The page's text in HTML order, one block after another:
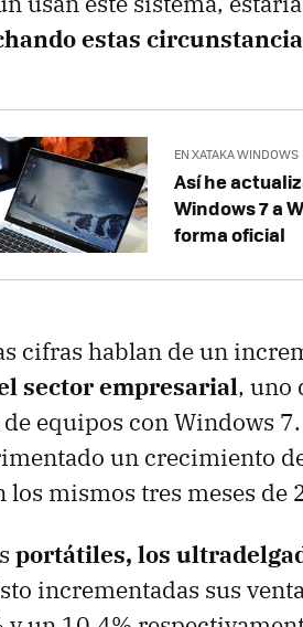
estas
EN XATAKA WINDOWS
Así he
Windows 7 a
forma oficial
cifras hablan de un
sector empresarial, uno
equipos con Windows
un crecimiento
mismos tres meses de
portátiles, los
incrementadas sus